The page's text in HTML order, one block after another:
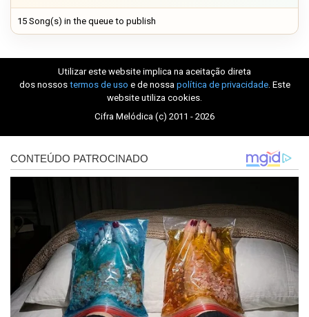
15 Song(s) in the queue to publish
Utilizar este website implica na aceitação direta
dos nossos termos de uso e de nossa política de privacidade. Este
website utiliza cookies.
Cifra Melódica (c) 2011 - 2026